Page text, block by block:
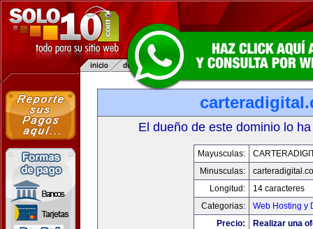
El dueño de este dominio lo
Mayusculas:
Minusculas:
Longitud:
14 caracteres
Categorias:
Web Hosting y
Precio:
Realizar una